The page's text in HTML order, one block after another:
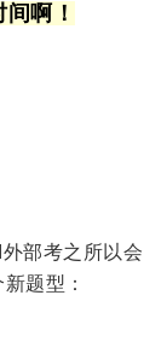
啊！
部考之所以会
题型：